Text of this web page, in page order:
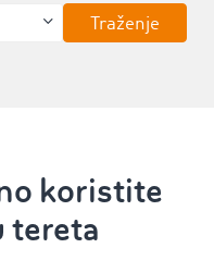
Traženje
koristite
tereta